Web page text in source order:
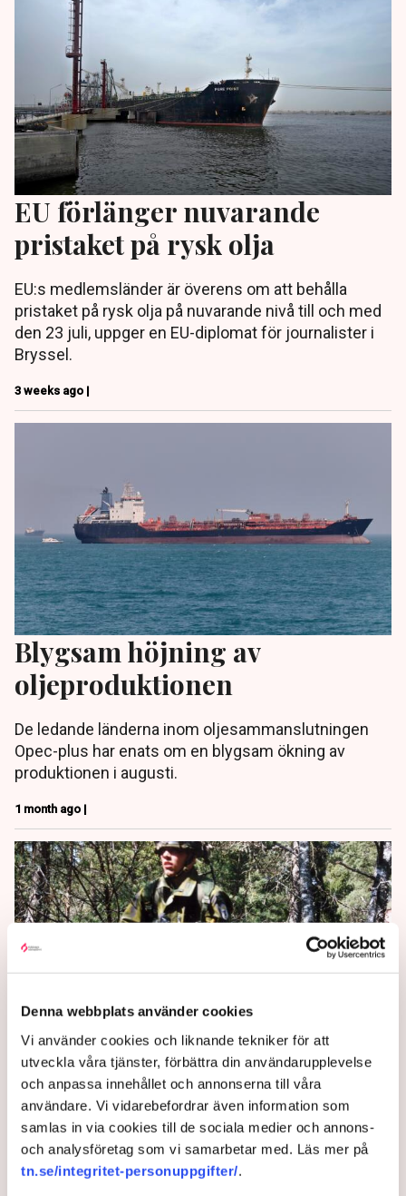
Denna webbplats använder cookies
Vi använder cookies och liknande tekniker för att
utveckla våra tjänster, förbättra din användarupplevelse
och anpassa innehållet och annonserna till våra
användare. Vi vidarebefordrar även information som
samlas in via cookies till de sociala medier och annons-
och analysföretag som vi samarbetar med. Läs mer på
tn.se/integritet-personuppgifter/.
EU förlänger nuvarande
pristaket på rysk olja
EU:s medlemsländer är överens om att behålla
pristaket på rysk olja på nuvarande nivå till och med
den 23 juli, uppger en EU-diplomat för journalister i
Bryssel.
3 weeks ago |
Blygsam höjning av
oljeproduktionen
De ledande länderna inom oljesammanslutningen
Opec-plus har enats om en blygsam ökning av
produktionen i augusti.
1 month ago |
”Brist på kompetens” inom
försvarsindustrin
Försvarsindustrin håller inte måttet, enligt
Försvarsberedningen. Kvaliteten och kompetensen